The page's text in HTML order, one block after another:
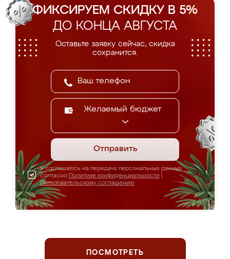
ФИКСИРУЕМ СКИДКУ В 5%
ДО КОНЦА АВГУСТА
Оставьте заявку сейчас, скидка
сохранится.
Желаемый бюджет
Отправить
Я соглашаюсь на передачу персональных данных
согласно Политике конфиденциальности
Пользовательскому соглашению
ПОСМОТРЕТЬ